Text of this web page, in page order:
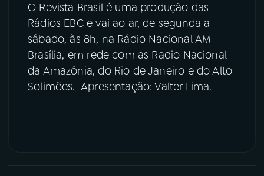
O Revista Brasil é uma produção das
Rádios EBC e vai ao ar, de segunda a
sábado, às 8h, na Rádio Nacional AM
Brasília, em rede com as Radio Nacional
da Amazônia, do Rio de Janeiro e do Alto
Solimões. Apresentação: Valter Lima.